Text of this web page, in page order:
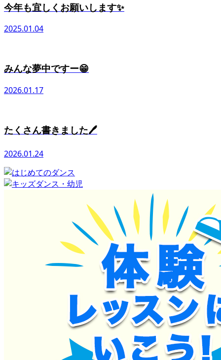
今年も宜しくお願いします✨
2025.01.04
みんな夢中ですー😁
2026.01.17
たくさん書きました🖊
2026.01.24